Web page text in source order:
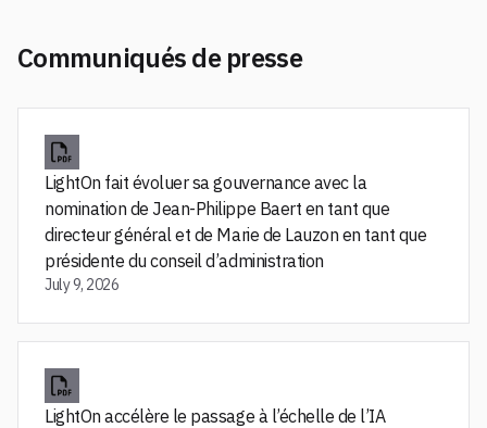
Communiqués de presse
LightOn fait évoluer sa gouvernance avec la
nomination de Jean-Philippe Baert en tant que
directeur général et de Marie de Lauzon en tant que
présidente du conseil d’administration
July 9, 2026
LightOn accélère le passage à l’échelle de l’IA